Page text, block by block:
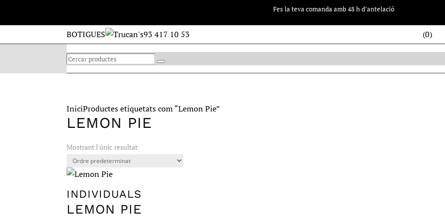
Fes la teva comanda amb 48 h d’antelació
BOTIGUES 93 417 10 53 (0)
Cercar
productes
Search
Pastissos
IniciProductes etiquetats com “Lemon Pie”
LEMON PIE
Mostrant l'únic resultat
INDIVIDUALS
LEMON PIE